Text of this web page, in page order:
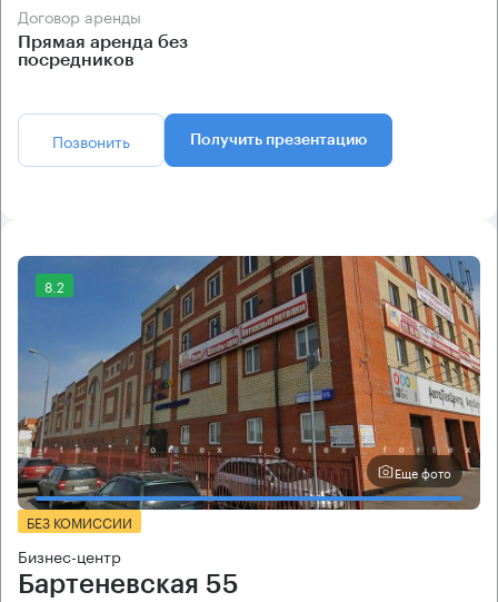
Договор аренды
Прямая аренда без
посредников
Позвонить Получить презентацию
8.2
Еще фото
БЕЗ КОМИССИИ
Бизнес-центр
Бартеневская 55